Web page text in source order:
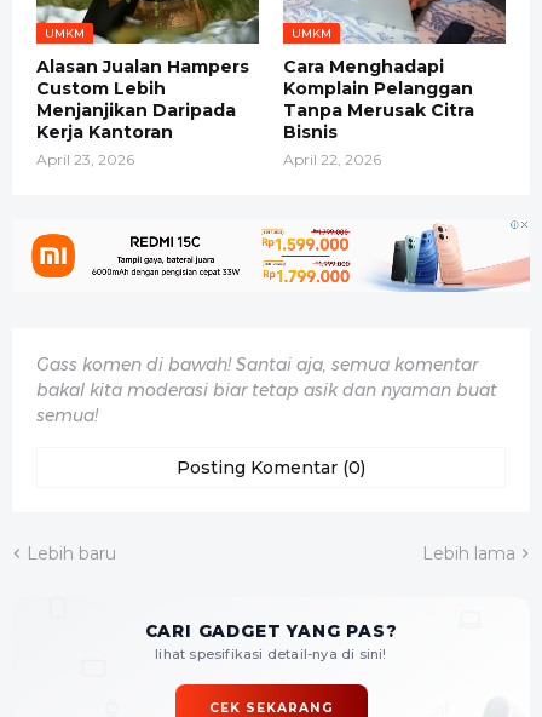
UMKM
Alasan Jualan Hampers
Custom Lebih
Menjanjikan Daripada
Kerja Kantoran
April 23, 2026
UMKM
Cara Menghadapi
Komplain Pelanggan
Tanpa Merusak Citra
Bisnis
April 22, 2026
Gass komen di bawah! Santai aja, semua komentar
bakal kita moderasi biar tetap asik dan nyaman buat
semua!
Posting Komentar (0)
Lebih baru Lebih lama
CARI GADGET YANG PAS?
lihat spesifikasi detail-nya di sini!
CEK SEKARANG